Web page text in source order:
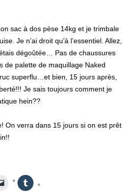
sac à dos pèse 14kg et je trimbale
Je n’ai droit qu’à l’essentiel. Allez,
dégoûtée… Pas de chaussures
de palette de maquillage Naked
superflu…et bien, 15 jours après,
Je sais toujours comment je
hein??
On verra dans 15 jours si on est prêt